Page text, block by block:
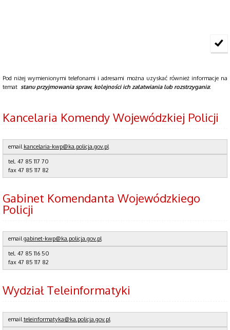
Pod niżej wymienionymi telefonami i adresami można uzyskać również informacje na
temat stanu przyjmowania spraw, kolejności ich załatwiania lub rozstrzygania:
Kancelaria Komendy Wojewódzkiej Policji
email kancelaria-kwp@ka.policja.gov.pl
tel. 47 85 117 70
fax 47 85 117 82
Gabinet Komendanta Wojewódzkiego
Policji
emailgabinet-kwp@ka.policja.gov.pl
tel. 47 85 116 50
fax 47 85 117 82
Wydział Teleinformatyki
emailteleinformatyka@ka.policja.gov.pl